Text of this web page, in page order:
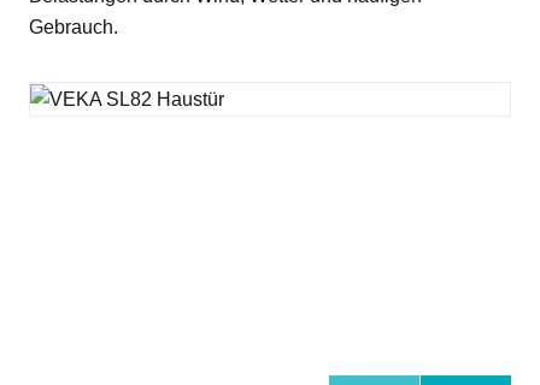
Gebrauch.